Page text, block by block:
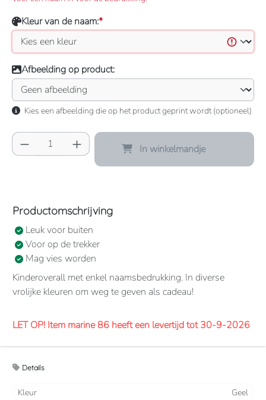
Kleur van de naam:*
Afbeelding op product:
Kies een afbeelding die op het product geprint wordt (optioneel)
Producthoeveelheid: Voer de gewenste
In winkelmandje
Productomschrijving
Leuk voor buiten
Voor op de trekker
Mag vies worden
Kinderoverall met enkel naamsbedrukking. In diverse
vrolijke kleuren om weg te geven als cadeau!
LET OP! Item marine 86 heeft een levertijd tot 30-9-2026
Verdekte 2-weg ritssluiting en elastiek in rug/taille.
2 borstzakken met klep, 2 zijzakken, 2 intasten, achterzak
Details
Kleur
Geel